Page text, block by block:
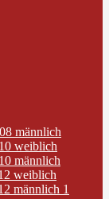
männlich
weiblich
männlich
weiblich
männlich 1